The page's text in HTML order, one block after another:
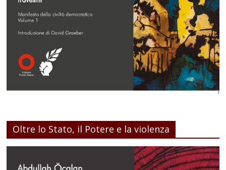
Oltre lo Stato, il Potere e la violenza